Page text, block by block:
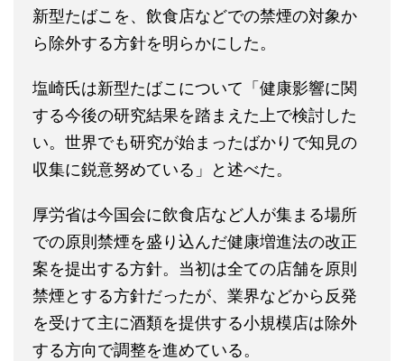
新型たばこを、飲食店などでの禁煙の対象か
ら除外する方針を明らかにした。
塩崎氏は新型たばこについて「健康影響に関
する今後の研究結果を踏まえた上で検討した
い。世界でも研究が始まったばかりで知見の
収集に鋭意努めている」と述べた。
厚労省は今国会に飲食店など人が集まる場所
での原則禁煙を盛り込んだ健康増進法の改正
案を提出する方針。当初は全ての店舗を原則
禁煙とする方針だったが、業界などから反発
を受けて主に酒類を提供する小規模店は除外
する方向で調整を進めている。